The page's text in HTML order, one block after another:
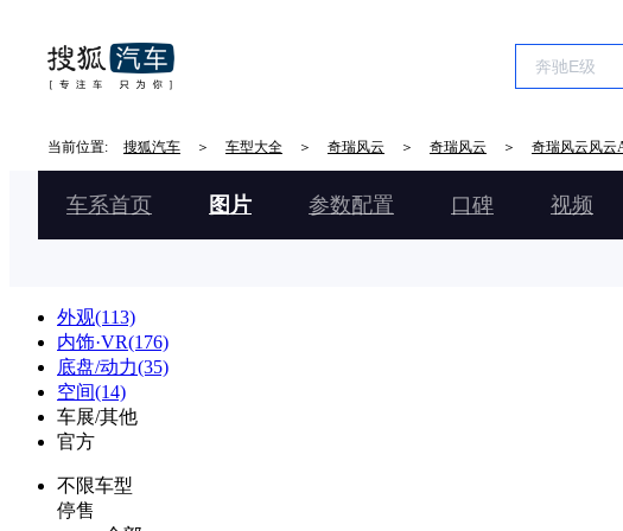
当前位置: 搜狐汽车 ＞ 车型大全 ＞ 奇瑞风云 ＞ 奇瑞风云 ＞ 奇瑞风云风云
车系首页 图片 参数配置 口碑 视频
外观(113)
内饰·VR(176)
底盘/动力(35)
空间(14)
车展/其他
官方
不限车型
停售